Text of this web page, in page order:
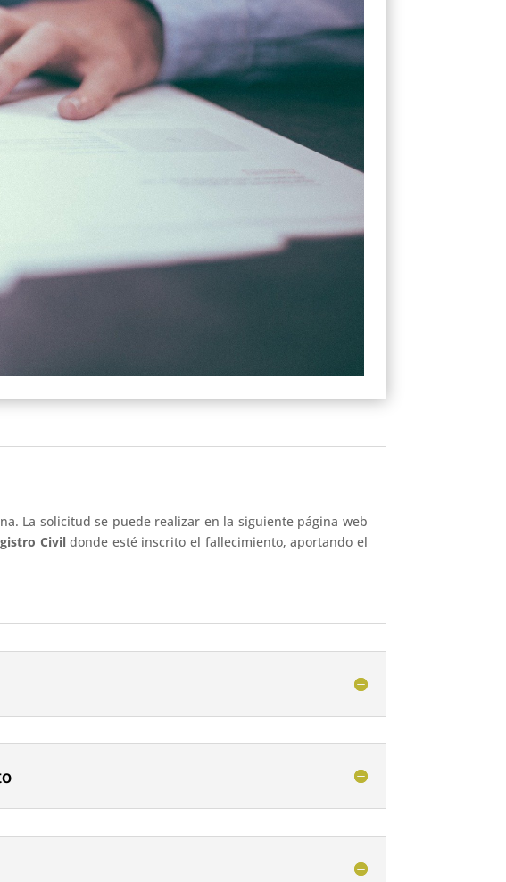
La solicitud se puede realizar en la siguiente página web
Civildonde esté inscrito el fallecimiento, aportando el